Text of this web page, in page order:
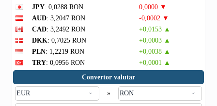
JPY: 0,0288 RON
0,0000 ▼
AUD: 3,2047 RON
-0,0002 ▼
CAD: 3,2492 RON
+0,0153 ▲
DKK: 0,7025 RON
+0,0003 ▲
PLN: 1,2219 RON
+0,0038 ▲
TRY: 0,0956 RON
+0,0001 ▲
Convertor valutar
»